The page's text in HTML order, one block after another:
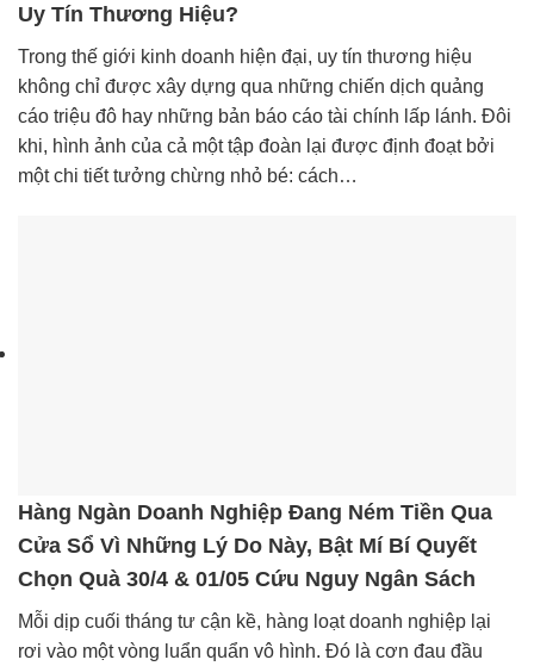
Uy Tín Thương Hiệu?
Trong thế giới kinh doanh hiện đại, uy tín thương hiệu
không chỉ được xây dựng qua những chiến dịch quảng
cáo triệu đô hay những bản báo cáo tài chính lấp lánh. Đôi
khi, hình ảnh của cả một tập đoàn lại được định đoạt bởi
một chi tiết tưởng chừng nhỏ bé: cách…
Hàng Ngàn Doanh Nghiệp Đang Ném Tiền Qua
Cửa Sổ Vì Những Lý Do Này, Bật Mí Bí Quyết
Chọn Quà 30/4 & 01/05 Cứu Nguy Ngân Sách
Mỗi dịp cuối tháng tư cận kề, hàng loạt doanh nghiệp lại
rơi vào một vòng luẩn quẩn vô hình. Đó là cơn đau đầu